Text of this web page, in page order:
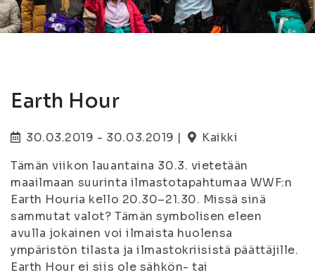
Earth Hour
30.03.2019 - 30.03.2019 |
Kaikki
Tämän viikon lauantaina 30.3. vietetään
maailmaan suurinta ilmastotapahtumaa WWF:n
Earth Houria kello 20.30–21.30. Missä sinä
sammutat valot? Tämän symbolisen eleen
avulla jokainen voi ilmaista huolensa
ympäristön tilasta ja ilmastokriisistä päättäjille.
Earth Hour ei siis ole sähkön- tai